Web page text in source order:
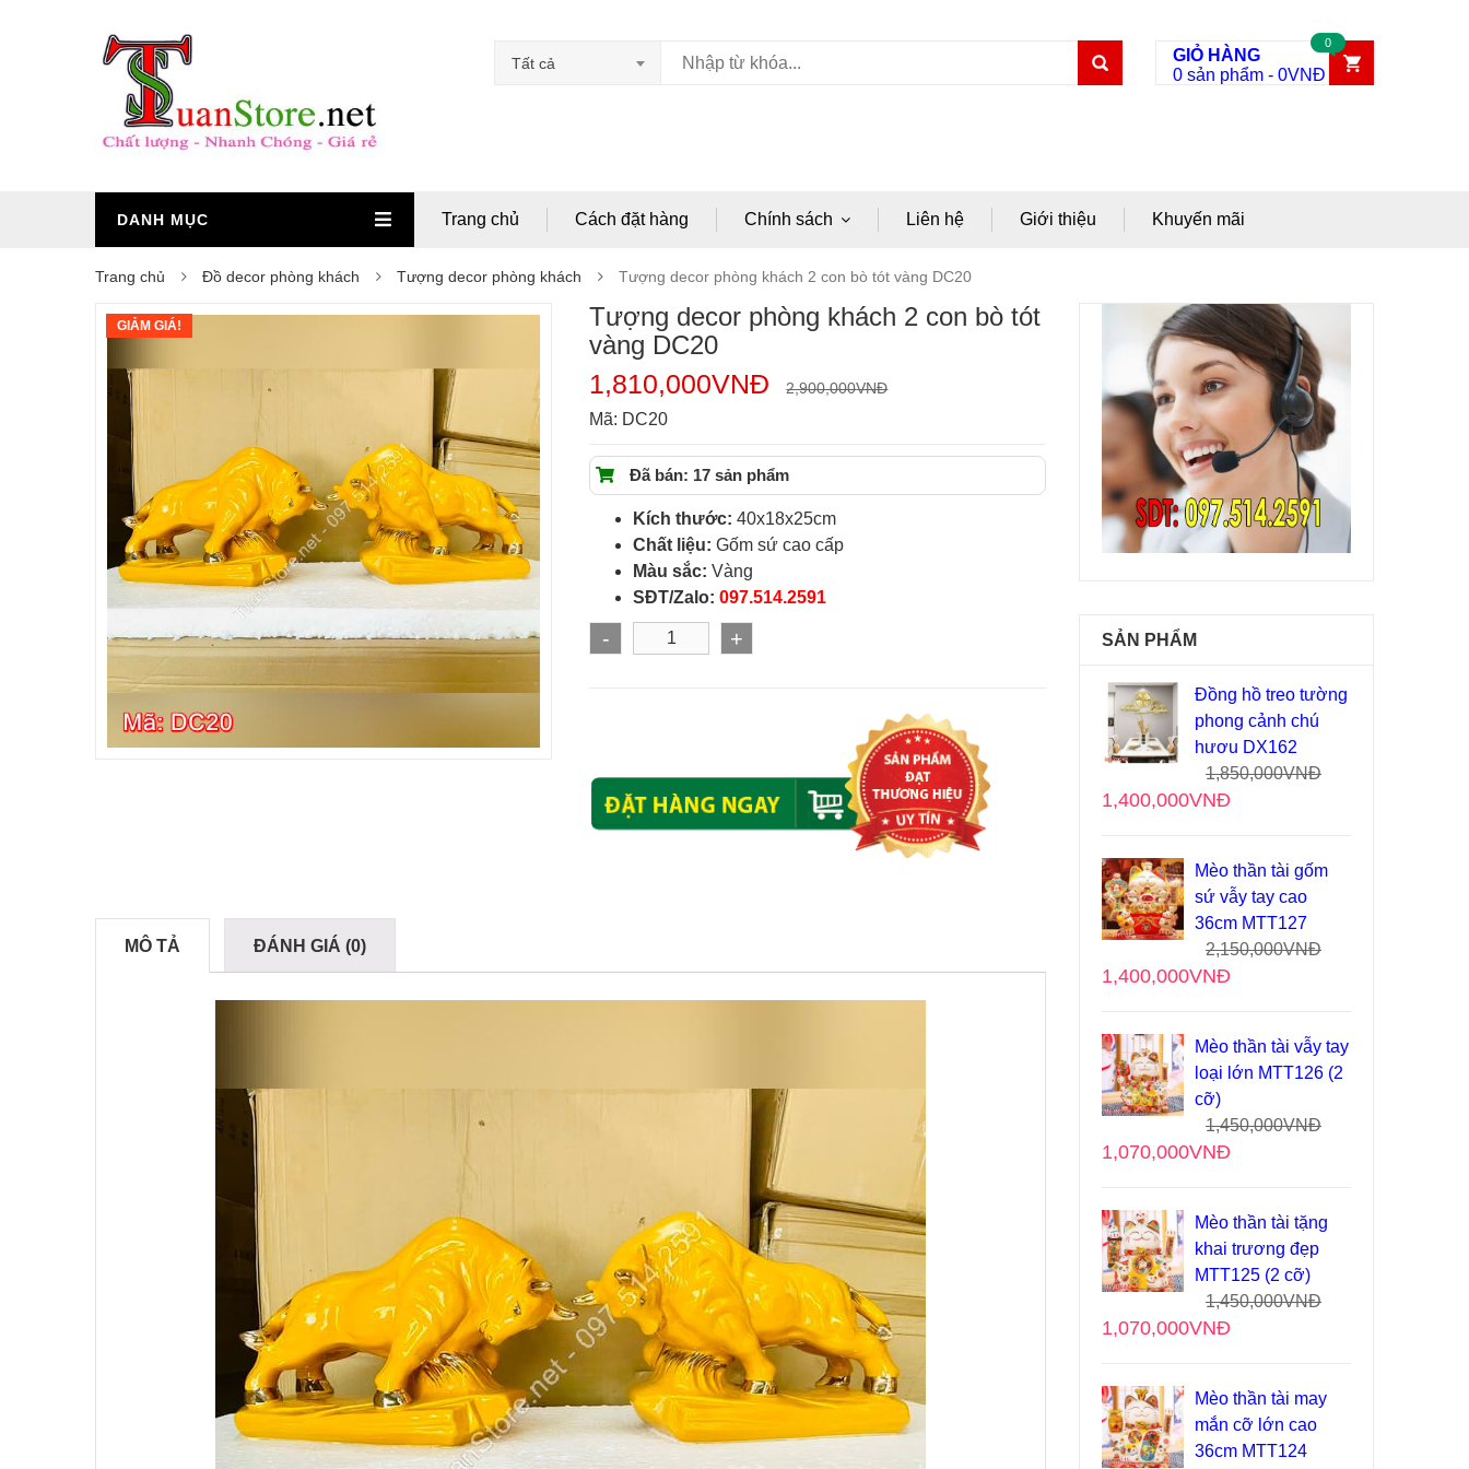
Tất cả
GIỎ HÀNG
0 sản phẩm - 0VNĐ
0
DANH MỤC Trang chủ Cách đặt hàng Chính sách Liên hệ Giới thiệu Khuyến mãi
Trang chủ Đồ decor phòng khách Tượng decor phòng khách Tượng decor phòng khách 2 con bò tót vàng DC20
GIẢM GIÁ!
Tượng decor phòng khách 2 con bò tót
vàng DC20
2,900,000VNĐ
1,810,000VNĐ
Mã: DC20
Đã bán: 17 sản phẩm
Kích thước: 40x18x25cm
Chất liệu: Gốm sứ cao cấp
Màu sắc: Vàng
SĐT/Zalo:097.514.2591
- +
MÔ TẢ ĐÁNH GIÁ (0)
SẢN PHẨM
Đồng hồ treo tường
phong cảnh chú
hươu DX162
1,850,000VNĐ
1,400,000VNĐ
Mèo thần tài gốm
sứ vẫy tay cao
36cm MTT127
2,150,000VNĐ
1,400,000VNĐ
Mèo thần tài vẫy tay
loại lớn MTT126 (2
cỡ)
1,450,000VNĐ
1,070,000VNĐ
Mèo thần tài tặng
khai trương đẹp
MTT125 (2 cỡ)
1,450,000VNĐ
1,070,000VNĐ
Mèo thần tài may
mắn cỡ lớn cao
36cm MTT124